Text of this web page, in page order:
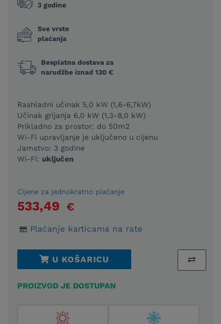
3 godine
Sve vrste
plaćanja
Besplatna dostava za
narudžbe iznad 130 €
Rashladni učinak 5,0 kW (1,6-6,7kW)
Učinak grijanja 6,0 kW (1,3-8,0 kW)
Prikladno za prostor: do 50m2
Wi-Fi upravljanje je uključeno u cijenu
Jamstvo: 3 godine
Wi-Fi: uključen
Cijene za jednokratno plaćanje
533,49 €
Plaćanje karticama na rate
U KOŠARICU
PROIZVOD JE DOSTUPAN